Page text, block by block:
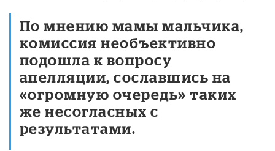
По мнению мамы мальчика,
комиссия необъективно
подошла к вопросу
апелляции, сославшись на
«огромную очередь» таких
же несогласных с
результатами.